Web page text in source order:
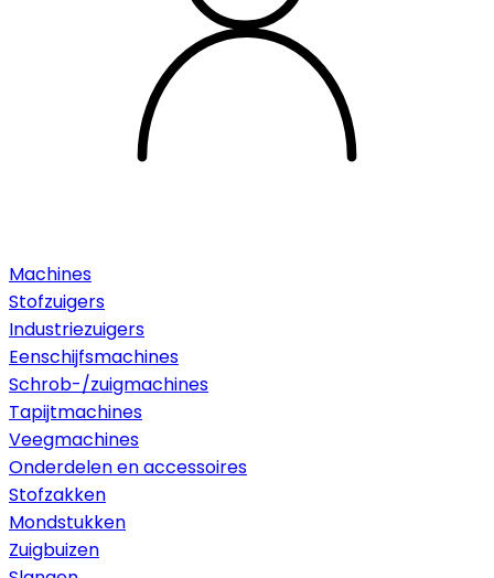
Machines
Stofzuigers
Industriezuigers
Eenschijfsmachines
Schrob-/zuigmachines
Tapijtmachines
Veegmachines
Onderdelen en accessoires
Stofzakken
Mondstukken
Zuigbuizen